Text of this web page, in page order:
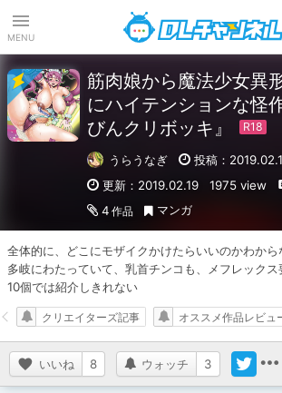
MENU
筋肉娘から魔法少女異
にハイテンションな怪
びんクリボッキ』
うらうなぎ
投稿：
更新：2019.02.19
1975 view
4 作品 マンガ
全体的に、どこにモザイクかけたらいいのかわか
多岐にわたっていて、乳首チンコも、メフレック
10個では紹介しきれない
いいね 8 ウォッチ 3
クリエイターズ記事 オススメ作品レビュ